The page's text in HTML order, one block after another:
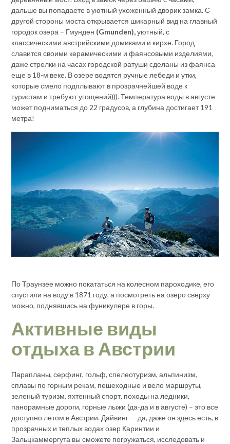
дальше вы попадаете в уютный ухоженный дворик замка. С
другой стороны моста открывается шикарный вид на главный
городок озера – Гмунден (Gmunden),уютный, с
классическими австрийскими домиками и кирхе. Город
славится своими керамическими и фаянсовыми изделиями,
даже стрелки на часах городской ратуши сделаны из фаянса
еще в 18-м веке. В озере водятся ручные лебеди и утки,
которые смело подплывают в прозрачнейшей воде к
туристам и требуют угощений))). Температура воды в августе
может подниматься до 22 градусов, а глубина достигает 191
метра!
По Траунзее можно покататься на колесном пароходике, его
спустили на воду в 1871 году, а посмотреть на озеро сверху
можно, поднявшись на фуникулере в горы.
Активные виды
отдыха в Австрии
Парапланы, серфинг, гольф, спелеотуризм, альпинизм,
сплавы по горным рекам, пешеходные и вело маршруты,
зеленый туризм, яхтенный спорт, походы на ледники,
панорамные дороги, горные лыжи (да-да и в августе) – это все
доступно летом в Австрии. Дайвинг — да, даже он здесь есть, в
прозрачных и теплых водах озер Каринтии и
Зальцкаммергута вы сможете погружаться, исследовать и